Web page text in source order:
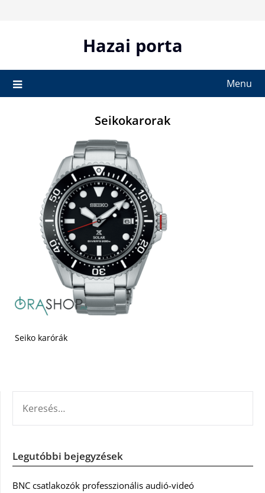
Hazai porta
Menu
Seikokarorak
Seiko karórák
Legutóbbi bejegyzések
BNC csatlakozók professzionális audió-videó